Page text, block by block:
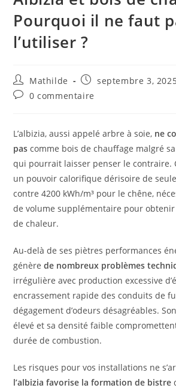
Pourquoi il ne faut
l’utiliser ?
Mathilde septembre 3,
0 commentaire
L’albizia, aussi appelé arbre à soie, ne
pas comme bois de chauffage malgré
qui pourrait laisser penser le contraire.
un pouvoir calorifique dérisoire de
contre 4200 kWh/m³ pour le chêne,
de volume supplémentaire pour
de chaleur.
Au-delà de ses piètres performances
génèrede nombreux problèmes
irrégulière avec production excessive
encrassement rapide des conduits de
dégagement d’odeurs désagréables.
élevé et sa densité faible
durée de combustion.
Les risques pour vos installations ne
l’albizia favorise la formation de bistre